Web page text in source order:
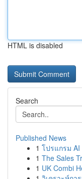
HTML is disabled
Search
Published News
1 โปรแกรม AI
1 The Sales
1 UK Combi